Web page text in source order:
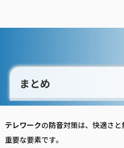
まとめ
テレワークの防音対策は、快適さ
重要な要素です。